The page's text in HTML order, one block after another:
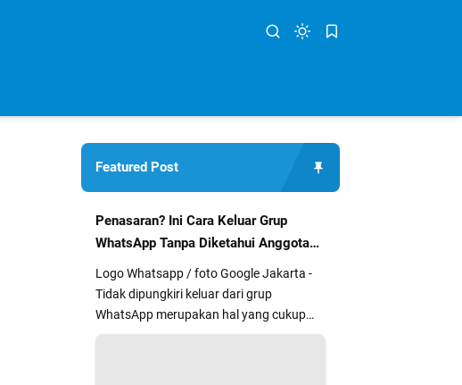
Featured Post
Penasaran? Ini Cara Keluar Grup
WhatsApp Tanpa Diketahui Anggota
Lain
Logo Whatsapp / foto Google Jakarta -
Tidak dipungkiri keluar dari grup
WhatsApp merupakan hal yang cukup
segan dan kurang nyaman bagi sebag...